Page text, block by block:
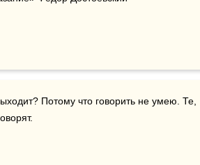
Потому что говорить не умею. Те,